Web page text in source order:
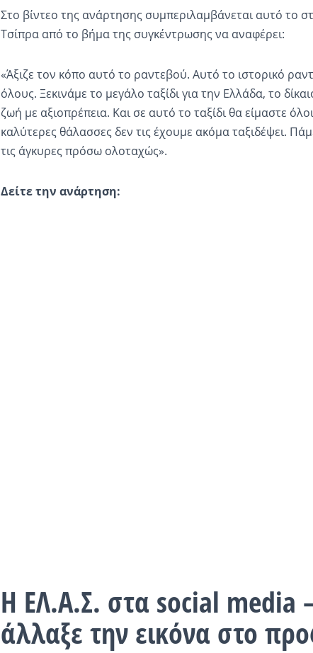
Στο βίντεο της ανάρτησης συμπεριλαμβάνεται αυτό το
Τσίπρα από το βήμα της συγκέντρωσης να αναφέρει:
«Άξιζε τον κόπο αυτό το ραντεβού. Αυτό το ιστορικό
όλους. Ξεκινάμε το μεγάλο ταξίδι για την Ελλάδα, το
ζωή με αξιοπρέπεια. Και σε αυτό το ταξίδι θα είμαστε όλοι
καλύτερες θάλασσες δεν τις έχουμε ακόμα ταξιδέψει.
τις άγκυρες πρόσω ολοταχώς».
Δείτε την ανάρτηση:
Η ΕΛ.Α.Σ. στα social media
άλλαξε την εικόνα στο